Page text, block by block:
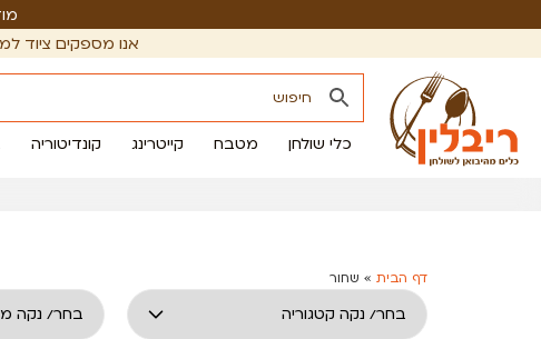
אנו מספקים ציוד
כלי שולחן מטבח קייטרינג קונדיטוריה
דף הבית » שחור